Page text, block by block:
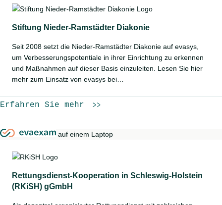
Stiftung Nieder-Ramstädter Diakonie
Seit 2008 setzt die Nieder-Ramstädter Diakonie auf evasys,
um Verbesserungspotentiale in ihrer Einrichtung zu erkennen
und Maßnahmen auf dieser Basis einzuleiten. Lesen Sie hier
mehr zum Einsatz von evasys bei…
Erfahren Sie mehr
Rettungsdienst-Kooperation in Schleswig-Holstein
(RKiSH) gGmbH